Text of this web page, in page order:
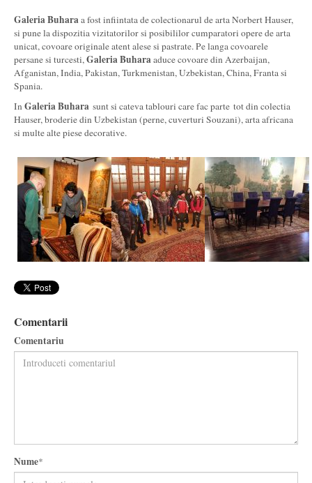
Galeria Buharaa fost infiintata de colectionarul de arta Norbert Hauser,
si pune la dispozitia vizitatorilor si posibililor cumparatori opere de arta
unicat, covoare originale atent alese si pastrate. Pe langa covoarele
persane si turcesti,Galeria Buharaaduce covoare din Azerbaijan,
Afganistan, India, Pakistan, Turkmenistan, Uzbekistan, China, Franta si
Spania.
InGaleria Buhara sunt si cateva tablouri care fac parte tot din colectia
Hauser, broderie din Uzbekistan (perne, cuverturi Souzani), arta africana
si multe alte piese decorative.
Comentarii
Comentariu
Nume*